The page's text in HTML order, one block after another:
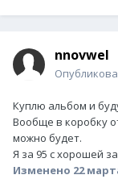
nnovwel
Куплю альбом и
Вообще в коробку
можно будет.
Я за 95 с хорошей
Изменено 22